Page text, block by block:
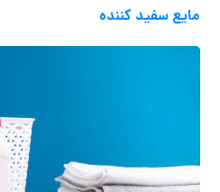
مایع سفید کننده